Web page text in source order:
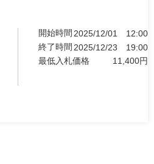
開始時間 2025/12/01
12:00
終了時間 2025/12/23
19:00
最低入札価格
11,400円